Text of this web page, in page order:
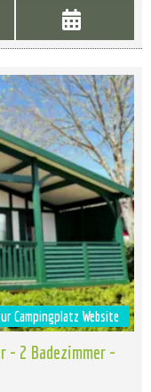
Campingplatz Website
- 2 Badezimmer -